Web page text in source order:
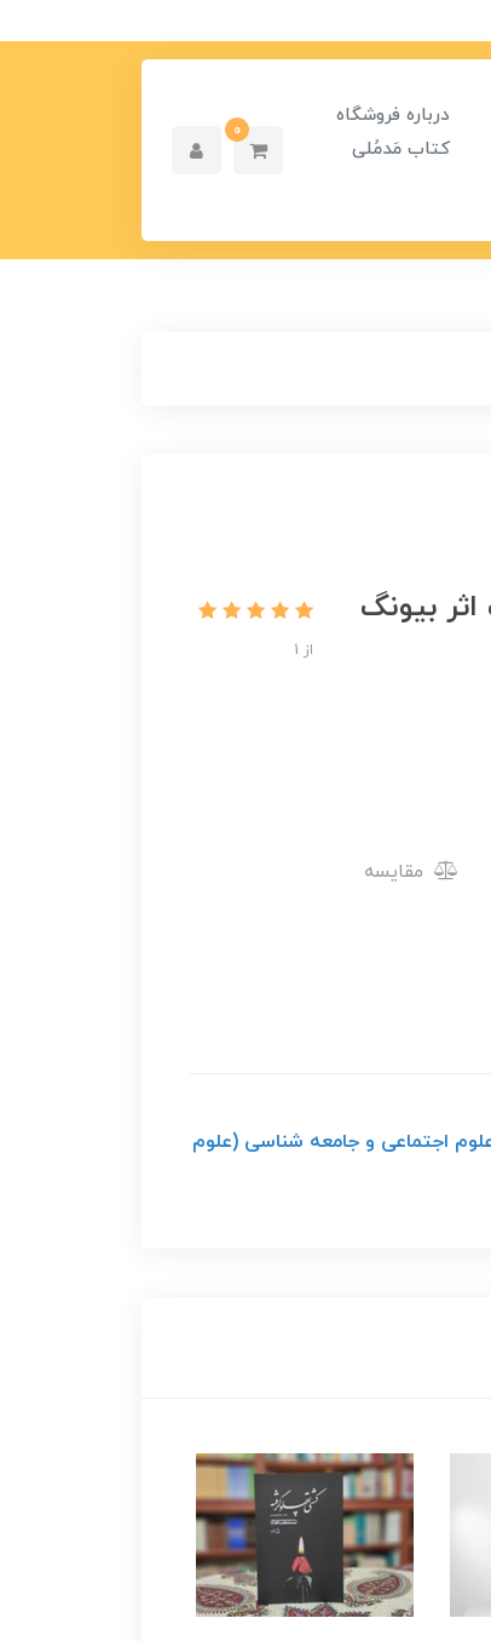
درباره فروشگاه
کتاب مَدمُلی
0
بیونگ
از 1
مقایسه
شناسی، رده بندی کتاب: علوم اجتماعی و جامعه شناسی (علوم